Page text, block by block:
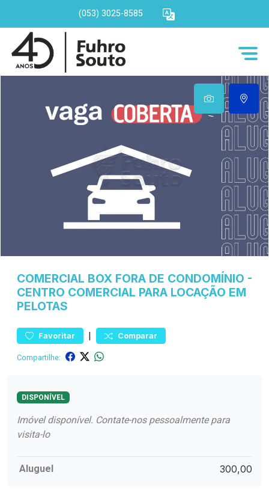
(053) 3025-8585
COMERCIAL BOX FORA DE CONDOMÍNIO -
CENTRO COMERCIAL PARA LOCAÇÃO EM
PELOTAS
Favoritar | Comparar
Compartilhe:
DISPONÍVEL
Imóvel disponível. Contate-nos pessoalmente para
visita-lo
Aluguel 300,00